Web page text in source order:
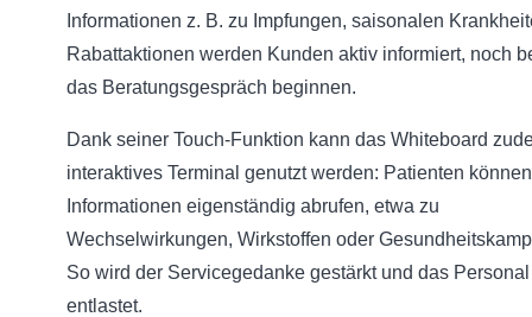
Informationen z. B. zu Impfungen, saisonalen
Rabattaktionen werden Kunden aktiv informiert, noch
das Beratungsgespräch beginnen.
Dank seiner Touch-Funktion kann das Whiteboard
interaktives Terminal genutzt werden: Patienten können
Informationen eigenständig abrufen, etwa zu
Wechselwirkungen, Wirkstoffen oder
So wird der Servicegedanke gestärkt und das Personal
entlastet.